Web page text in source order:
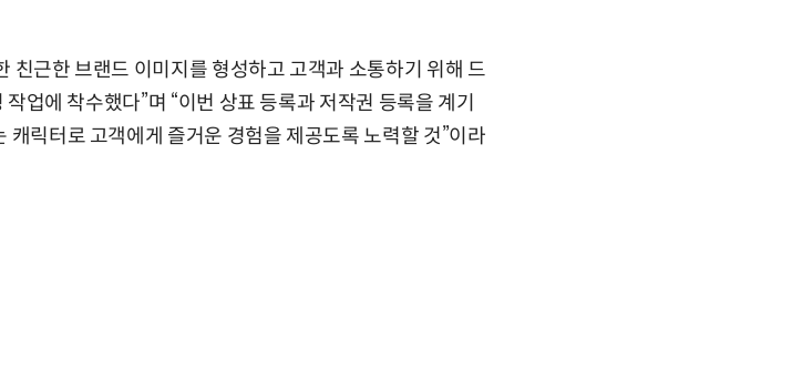
친근한 브랜드 이미지를 형성하고 고객과 소통하기 위해 드
업에 착수했다”며 “이번 상표 등록과 저작권 등록을 계기
릭터로 고객에게 즐거운 경험을 제공도록 노력할 것”이라